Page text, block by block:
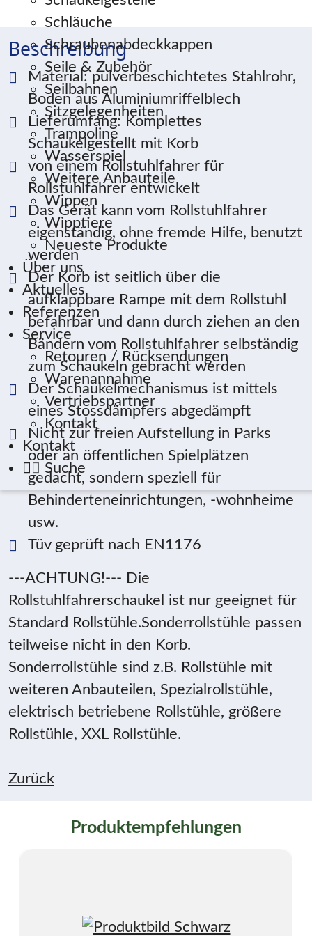
Schläuche
Schraubenabdeckkappen
Seile & Zubehör
Seilbahnen
Sitzgelegenheiten
Trampoline
Wasserspiel
Weitere Anbauteile
Wippen
Wipptiere
Neueste Produkte
Über uns
Aktuelles
Referenzen
Service
Retouren / Rücksendungen
Warenannahme
Vertriebspartner
Kontakt
Kontakt
Suche
Beschreibung
Material: pulverbeschichtetes Stahlrohr,
Boden aus Aluminiumriffelblech
Lieferumfang: Komplettes
Schaukelgestellt mit Korb
von einem Rollstuhlfahrer für
Rollstuhlfahrer entwickelt
Das Gerät kann vom Rollstuhlfahrer
eigenständig, ohne fremde Hilfe, benutzt
werden
Der Korb ist seitlich über die
aufklappbare Rampe mit dem Rollstuhl
befahrbar und dann durch ziehen an den
Bändern vom Rollstuhlfahrer selbständig
zum Schaukeln gebracht werden
Der Schaukelmechanismus ist mittels
eines Stossdämpfers abgedämpft
Nicht zur freien Aufstellung in Parks
oder an öffentlichen Spielplätzen
gedacht, sondern speziell für
Behinderteneinrichtungen, -wohnheime
usw.
Tüv geprüft nach EN1176
---ACHTUNG!--- Die
Rollstuhlfahrerschaukel ist nur geeignet für
Standard Rollstühle.Sonderrollstühle passen
teilweise nicht in den Korb.
Sonderrollstühle sind z.B. Rollstühle mit
weiteren Anbauteilen, Spezialrollstühle,
elektrisch betriebene Rollstühle, größere
Rollstühle, XXL Rollstühle.
Zurück
Produktempfehlungen